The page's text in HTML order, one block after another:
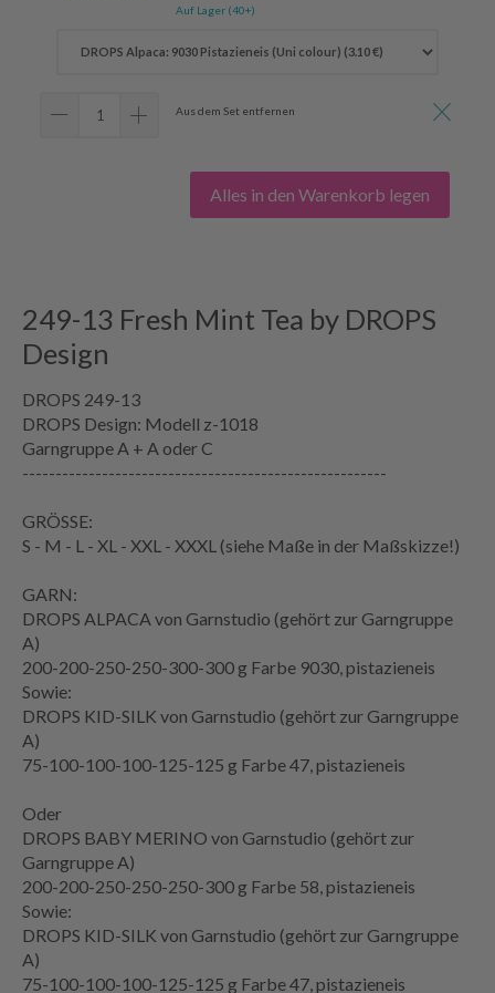
Auf Lager (40+)
Aus dem Set entfernen
Alles in den Warenkorb legen
249-13 Fresh Mint Tea by DROPS
Design
DROPS 249-13
DROPS Design: Modell z-1018
Garngruppe A + A oder C
-------------------------------------------------------
GRÖSSE:
S - M - L - XL - XXL - XXXL (siehe Maße in der Maßskizze!)
GARN:
DROPS ALPACA von Garnstudio (gehört zur Garngruppe
A)
200-200-250-250-300-300 g Farbe 9030, pistazieneis
Sowie:
DROPS KID-SILK von Garnstudio (gehört zur Garngruppe
A)
75-100-100-100-125-125 g Farbe 47, pistazieneis
Oder
DROPS BABY MERINO von Garnstudio (gehört zur
Garngruppe A)
200-200-250-250-250-300 g Farbe 58, pistazieneis
Sowie:
DROPS KID-SILK von Garnstudio (gehört zur Garngruppe
A)
75-100-100-100-125-125 g Farbe 47, pistazieneis